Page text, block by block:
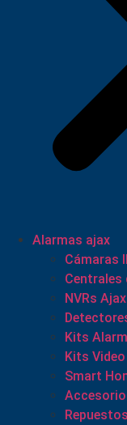
Alarmas ajax
Cámaras
Centrales
NVRs Ajax
Kits
Kits
Smart